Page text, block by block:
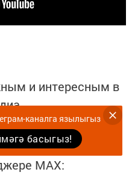
и интересным в
в
MАХ:
каналга язылыгыз
басыгыз!